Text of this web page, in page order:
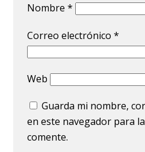
Nombre*
Correo electrónico*
Web
Guarda mi nombre,
en este navegador para
comente.